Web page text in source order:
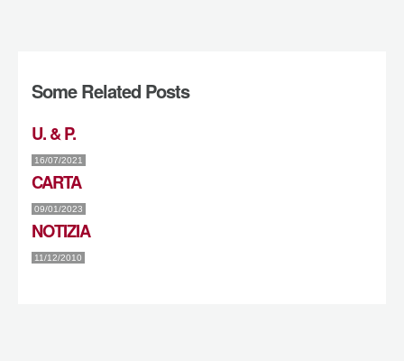
Some Related Posts
U. & P.
16/07/2021
CARTA
09/01/2023
NOTIZIA
11/12/2010